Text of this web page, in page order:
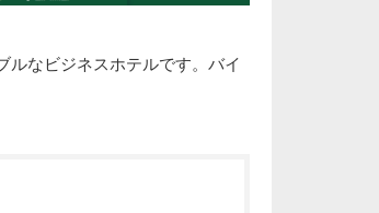
ルなビジネスホテルです。バイ